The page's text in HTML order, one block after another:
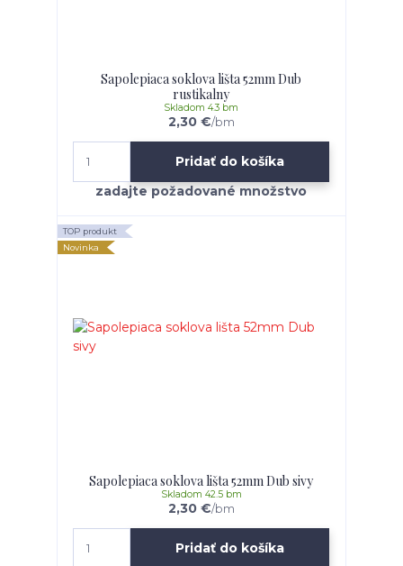
Sapolepiaca soklova lišta 52mm Dub
rustikalny
2,30 €/bm
Skladom 4.3 bm
Pridať do košíka
TOP produkt
Novinka
Sapolepiaca soklova lišta 52mm Dub sivy
2,30 €/bm
Skladom 42.5 bm
Pridať do košíka